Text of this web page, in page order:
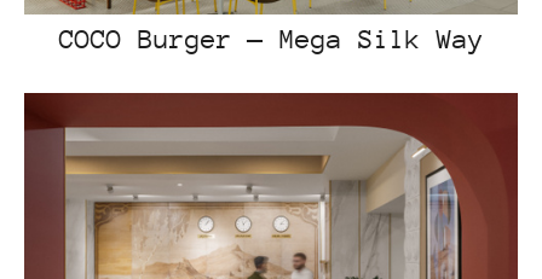
COCO Burger — Mega Silk Way